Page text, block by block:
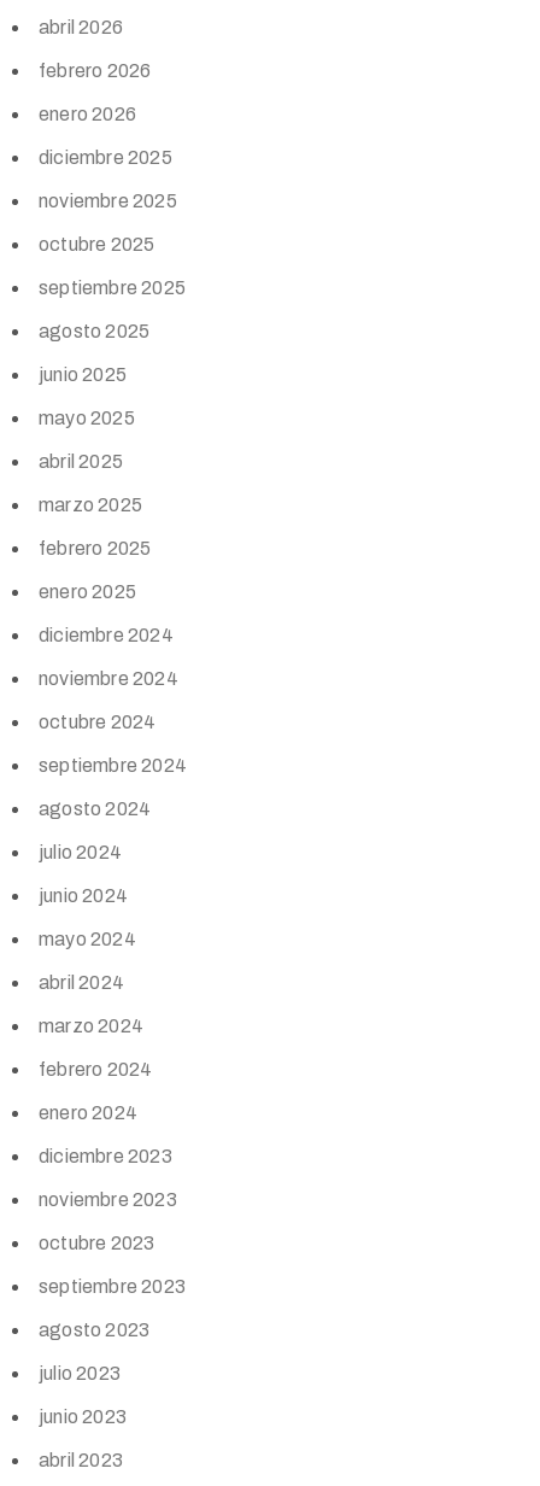
abril 2026
febrero 2026
enero 2026
diciembre 2025
noviembre 2025
octubre 2025
septiembre 2025
agosto 2025
junio 2025
mayo 2025
abril 2025
marzo 2025
febrero 2025
enero 2025
diciembre 2024
noviembre 2024
octubre 2024
septiembre 2024
agosto 2024
julio 2024
junio 2024
mayo 2024
abril 2024
marzo 2024
febrero 2024
enero 2024
diciembre 2023
noviembre 2023
octubre 2023
septiembre 2023
agosto 2023
julio 2023
junio 2023
abril 2023